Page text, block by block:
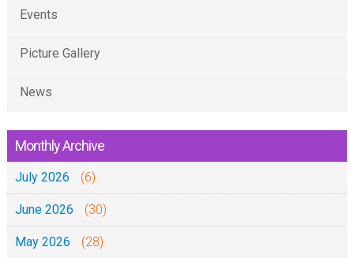
Events
Picture Gallery
News
Monthly Archive
July 2026 (6)
June 2026 (30)
May 2026 (28)